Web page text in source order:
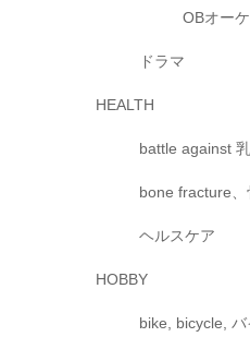
OBオー
ドラマ
HEALTH
battle against
bone fracture、
ヘルスケア
HOBBY
bike, bicycle,